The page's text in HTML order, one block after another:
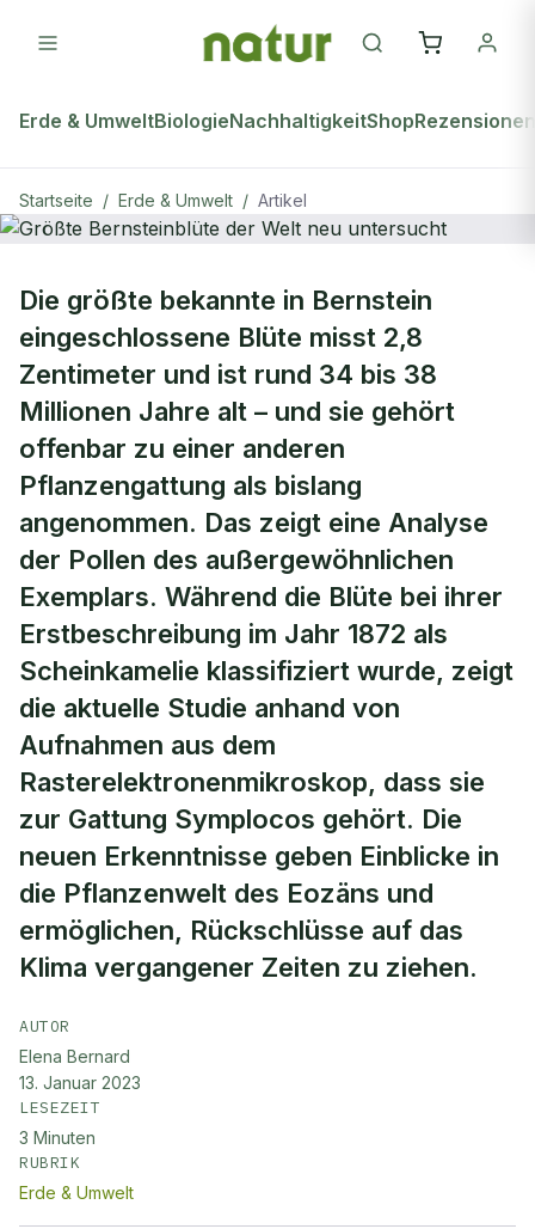
Erde & UmweltBiologieNachhaltigkeitShopRezensionen
Startseite / Erde & Umwelt / Artikel
Größte Bernsteinblüte der Welt neu
untersucht
Die größte bekannte in Bernstein
eingeschlossene Blüte misst 2,8
Zentimeter und ist rund 34 bis 38
Millionen Jahre alt – und sie gehört
offenbar zu einer anderen
Pflanzengattung als bislang
angenommen. Das zeigt eine Analyse
der Pollen des außergewöhnlichen
Exemplars. Während die Blüte bei ihrer
Erstbeschreibung im Jahr 1872 als
Scheinkamelie klassifiziert wurde, zeigt
die aktuelle Studie anhand von
Aufnahmen aus dem
Rasterelektronenmikroskop, dass sie
zur Gattung Symplocos gehört. Die
neuen Erkenntnisse geben Einblicke in
die Pflanzenwelt des Eozäns und
ermöglichen, Rückschlüsse auf das
Klima vergangener Zeiten zu ziehen.
AUTOR
Elena Bernard
13. Januar 2023
LESEZEIT
3 Minuten
RUBRIK
Erde & Umwelt